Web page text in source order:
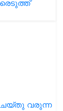
ചെയ്‌തു വരുന്ന